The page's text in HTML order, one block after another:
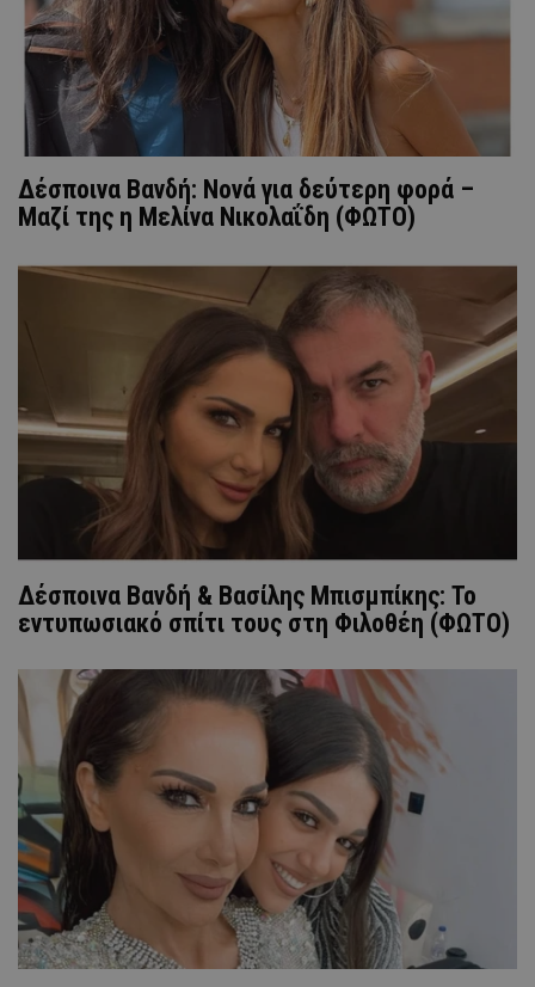
Δέσποινα Βανδή: Νονά για δεύτερη φορά –
Μαζί της η Μελίνα Νικολαΐδη (ΦΩΤΟ)
Δέσποινα Βανδή & Βασίλης Μπισμπίκης: Το
εντυπωσιακό σπίτι τους στη Φιλοθέη (ΦΩΤΟ)